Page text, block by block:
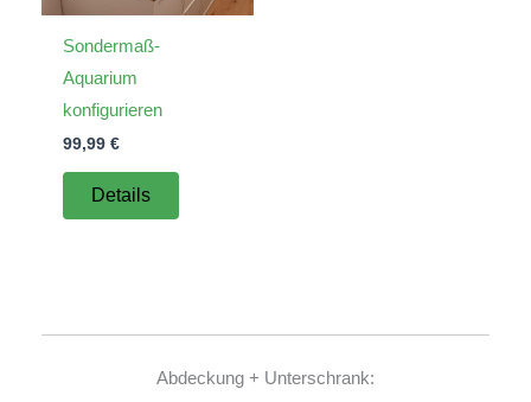
Sondermaß-
Aquarium
konfigurieren
99,99 €
Details
Abdeckung + Unterschrank: